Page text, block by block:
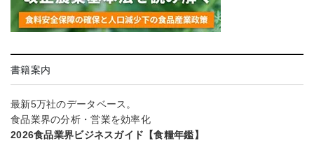
書籍案内
最新5万社のデータベース。
食品業界の分析・営業を効率化
2026食品業界ビジネスガイド【食糧年鑑】